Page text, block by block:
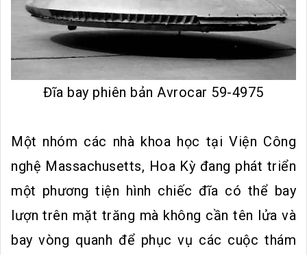
Đĩa bay phiên bản Avrocar 59-4975
Một nhóm các nhà khoa học tại Viện Công
nghệ Massachusetts, Hoa Kỳ đang phát triển
một phương tiện hình chiếc đĩa có thể bay
lượn trên mặt trăng mà không cần tên lửa và
bay vòng quanh để phục vụ các cuộc thám